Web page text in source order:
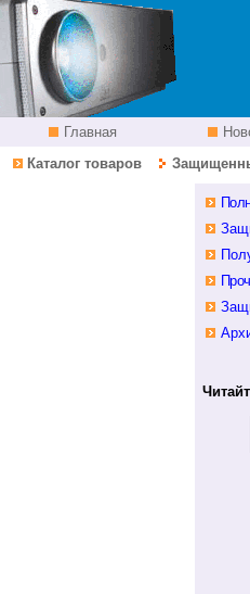
Главная
Каталог товаров